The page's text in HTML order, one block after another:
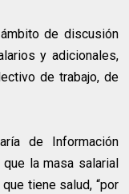
de discusión
y adicionales,
de trabajo, de
de Información
la masa salarial
tiene salud, “por